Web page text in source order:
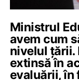
Ministrul
avem cum
nivelul țării.
extinsă în
evaluării, în